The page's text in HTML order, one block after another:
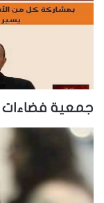
جمعية